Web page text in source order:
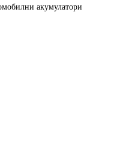
акумулатори